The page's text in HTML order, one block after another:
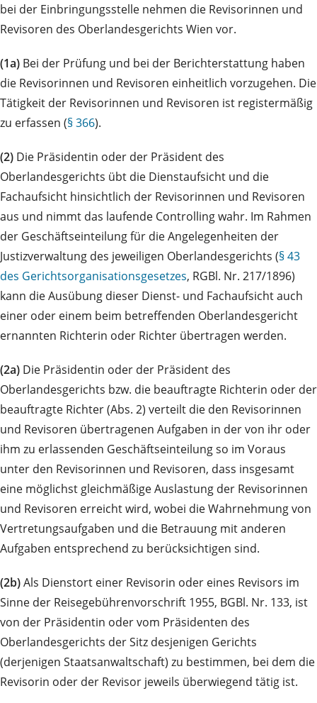
bei der Einbringungsstelle nehmen die Revisorinnen und
Revisoren des Oberlandesgerichts Wien vor.
(1a) Bei der Prüfung und bei der Berichterstattung haben
die Revisorinnen und Revisoren einheitlich vorzugehen. Die
Tätigkeit der Revisorinnen und Revisoren ist registermäßig
zu erfassen (§ 366).
(2) Die Präsidentin oder der Präsident des
Oberlandesgerichts übt die Dienstaufsicht und die
Fachaufsicht hinsichtlich der Revisorinnen und Revisoren
aus und nimmt das laufende Controlling wahr. Im Rahmen
der Geschäftseinteilung für die Angelegenheiten der
Justizverwaltung des jeweiligen Oberlandesgerichts (§ 43
des Gerichtsorganisationsgesetzes, RGBl. Nr. 217/1896)
kann die Ausübung dieser Dienst- und Fachaufsicht auch
einer oder einem beim betreffenden Oberlandesgericht
ernannten Richterin oder Richter übertragen werden.
(2a) Die Präsidentin oder der Präsident des
Oberlandesgerichts bzw. die beauftragte Richterin oder der
beauftragte Richter (Abs. 2) verteilt die den Revisorinnen
und Revisoren übertragenen Aufgaben in der von ihr oder
ihm zu erlassenden Geschäftseinteilung so im Voraus
unter den Revisorinnen und Revisoren, dass insgesamt
eine möglichst gleichmäßige Auslastung der Revisorinnen
und Revisoren erreicht wird, wobei die Wahrnehmung von
Vertretungsaufgaben und die Betrauung mit anderen
Aufgaben entsprechend zu berücksichtigen sind.
(2b)Als Dienstort einer Revisorin oder eines Revisors im
Sinne der Reisegebührenvorschrift 1955, BGBl. Nr. 133, ist
von der Präsidentin oder vom Präsidenten des
Oberlandesgerichts der Sitz desjenigen Gerichts
(derjenigen Staatsanwaltschaft) zu bestimmen, bei dem die
Revisorin oder der Revisor jeweils überwiegend tätig ist.